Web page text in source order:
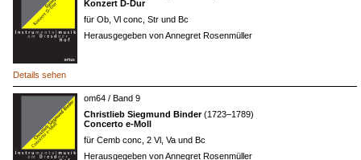
Konzert D-Dur
für Ob, Vl conc, Str und Bc
Herausgegeben von Annegret Rosenmüller
Details sehen
om64 / Band 9
Christlieb Siegmund Binder(1723–1789)
Concerto e-Moll
für Cemb conc, 2 Vl, Va und Bc
Herausgegeben von Annegret Rosenmüller